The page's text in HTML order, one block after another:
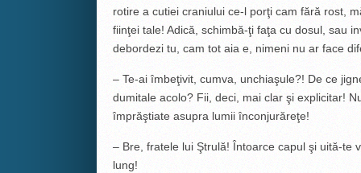
rotire a cutiei craniului ce-l porţi cam fără rost,
fiinţei tale! Adică, schimbă-ţi faţa cu dosul, sau
debordezi tu, cam tot aia e, nimeni nu ar face
– Te-ai îmbeţivit, cumva, unchiaşule?! De ce
dumitale acolo? Fii, deci, mai clar şi explicitar!
împrăştiate asupra lumii înconjurăreţe!
– Bre, fratele lui Ştrulă! Întoarce capul şi uită-te
lung!